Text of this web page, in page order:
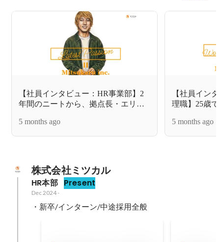
【社員インタビュー：HR事業部】2
年間のニートから、拠点長・エリア
ていた男が、ミツカルで初めて“未
来”を描けた理由。
5 months ago
【社員イン
理職】25歳
ベンチャー”
5 months ago
株式会社ミツカル
HR本部 Present
Dec 2024-
・新卒/インターン/中途採用全般